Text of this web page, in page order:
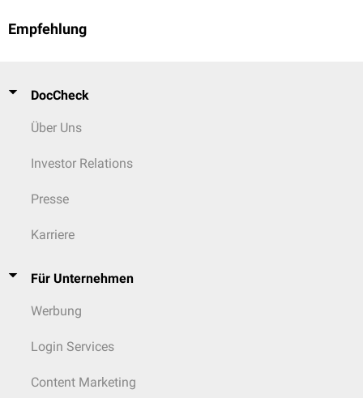
Empfehlung
DocCheck
Über Uns
Investor Relations
Presse
Karriere
Für Unternehmen
Werbung
Login Services
Content Marketing